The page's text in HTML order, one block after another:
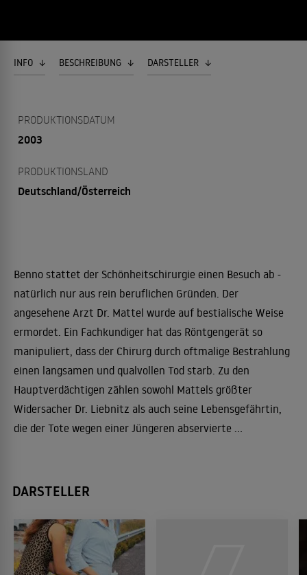
INFO BESCHREIBUNG DARSTELLER
PRODUKTIONSDATUM
2003
PRODUKTIONSLAND
Deutschland/Österreich
Benno stattet der Schönheitschirurgie einen Besuch ab -
natürlich nur aus rein beruflichen Gründen. Der
angesehene Arzt Dr. Mattel wurde auf bestialische Weise
ermordet. Ein Fachkundiger hat das Röntgengerät so
manipuliert, dass der Chirurg durch oftmalige Bestrahlung
einen langsamen und qualvollen Tod starb. Zu den
Hauptverdächtigen zählen sowohl Mattels größter
Widersacher Dr. Liebnitz als auch seine Lebensgefährtin,
die der Tote wegen einer Jüngeren abservierte ...
DARSTELLER